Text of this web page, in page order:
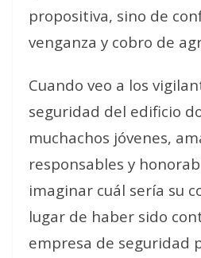
propositiva, sino de
venganza y cobro de
Cuando veo a los
seguridad del edificio
muchachos jóvenes,
responsables y
imaginar cuál sería su
lugar de haber sido
empresa de seguridad